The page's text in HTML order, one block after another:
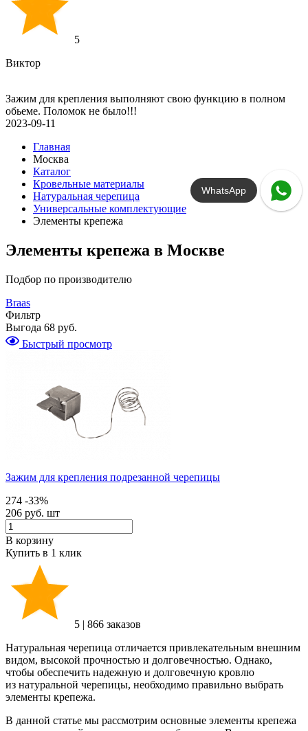
5
Виктор
Зажим для крепления выполняют свою функцию в полном
обьеме. Поломок не было!!!
2023-09-11
Главная
Москва
Каталог
Кровельные материалы
Натуральная черепица
Универсальные комплектующие
Элементы крепежа
Элементы крепежа в Москве
Подбор по производителю
Braas
Фильтр
Выгода 68 руб.
Быстрый просмотр
Зажим для крепления подрезанной черепицы
274 -33%
206 руб. шт
В корзину
Купить в 1 клик
5 | 866 заказов
Натуральная черепица отличается привлекательным внешним
видом, высокой прочностью и долговечностью. Однако,
чтобы обеспечить надежную и долговечную кровлю
из натуральной черепицы, необходимо правильно выбрать
элементы крепежа.
В данной статье мы рассмотрим основные элементы крепежа
WhatsApp